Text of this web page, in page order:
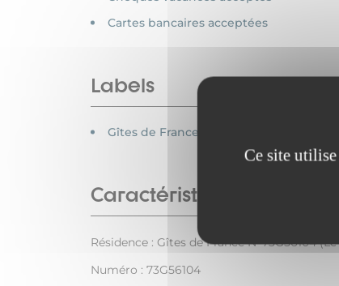
Ce site
Cartes bancaires acceptées
Labels
Gîtes de France
Caractéristiques
Résidence : Gîtes de France N°73G56104
Numéro : 73G56104